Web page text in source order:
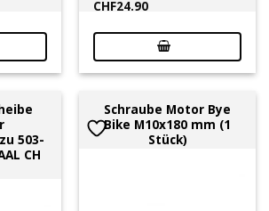
CHF24.90
503-
CH
Schraube Motor Bye
Bike M10x180 mm (1
Stück)